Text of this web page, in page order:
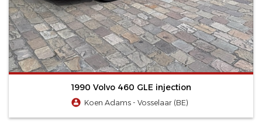
1990 Volvo 460 GLE injection
Koen Adams - Vosselaar (BE)